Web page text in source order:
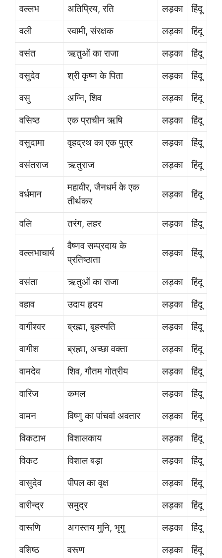
वल्लभ अतिप्रिय, रति लड़का
हिंदू
वली
स्वामी, संरक्षक लड़का
हिंदू
वसंत
ऋतुओं का राजा लड़का
हिंदू
वसुदेव
श्री कृष्ण के पिता लड़का
हिंदू
वसु
अग्नि, शिव लड़का
हिंदू
वसिष्ठ
एक प्राचीन ऋषि लड़का
हिंदू
वसुदामा
वृहद्रथ का एक पुत्र लड़का
हिंदू
वसंतराज
ऋतुराज लड़का हिंदू
वर्धमान
महावीर, जैनधर्म के एक
तीर्थकर
लड़का हिंदू
वलि तरंग, लहर लड़का हिंदू
वल्लभाचार्य
वैष्णव सम्प्रदाय के
प्रतिष्ठाता
लड़का हिंदू
वसंता ऋतुओं का राजा लड़का
हिंदू
वहाव
उदाय हृदय लड़का
हिंदू
वागीश्वर
ब्रह्मा, बृहस्पति लड़का
हिंदू
वागीश
ब्रह्मा, अच्छा वक्ता लड़का
हिंदू
वामदेव
शिव, गौतम गोत्रीय लड़का
हिंदू
वारिज
कमल लड़का
हिंदू
वामन
विष्णु का पांचवां अवतार लड़का
हिंदू
विकटाभ
विशालकाय लड़का
हिंदू
विकट
विशाल बड़ा लड़का
हिंदू
वासुदेव
पीपल का वृक्ष लड़का
हिंदू
वारीन्द्र
समुद्र लड़का
हिंदू
वारूणि
अगस्तय मुनि, भृगु लड़का
हिंदू
वशिष्ठ
वरूण लड़का
हिंदू